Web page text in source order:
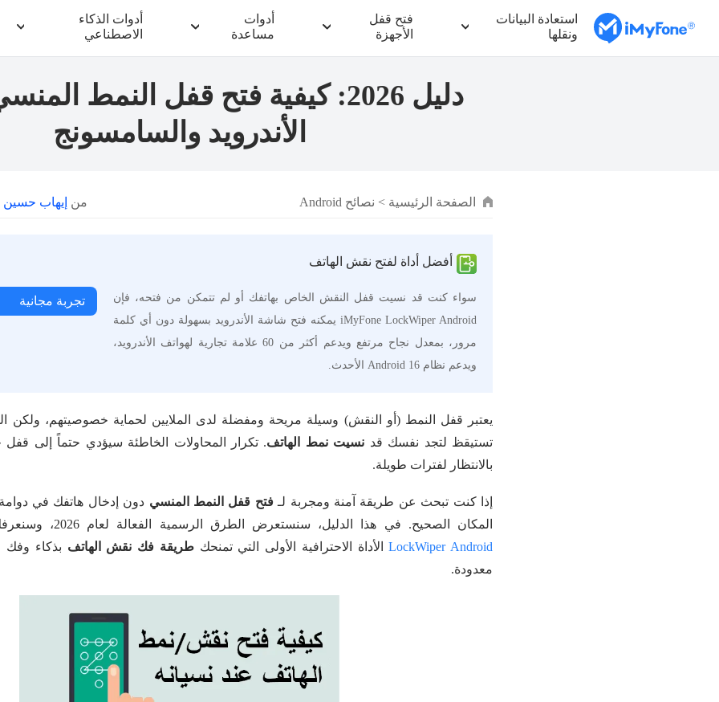
استعادة البيانات
ونقلها
فتح قفل
الأجهزة
أدوات
مساعدة
أدوات الذكاء
الاصطناعي
دليل 2026: كيفية فتح قفل النمط
الأندرويد والسامسونج
الصفحة الرئيسية > نصائح Android من إيهاب حسين
أفضل أداة لفتح نقش الهاتف
سواء كنت قد نسيت قفل النقش الخاص بهاتفك أو لم تتمكن من فتحه، فإن
iMyFone LockWiper Android يمكنه فتح شاشة الأندرويد بسهولة دون أي كلمة
مرور، بمعدل نجاح مرتفع ويدعم أكثر من 60 علامة تجارية لهواتف الأندرويد،
ويدعم نظام Android 16 الأحدث.
تجربة مجانية
يعتبر قفل النمط (أو النقش) وسيلة مريحة ومفضلة لدى الملايين لحماية خصوصيتهم، ولكن
تستيقظ لتجد نفسك قد نسيت نمط الهاتف. تكرار المحاولات الخاطئة سيؤدي حتماً إلى قفل
بالانتظار لفترات طويلة.
إذا كنت تبحث عن طريقة آمنة ومجربة لـفتح قفل النمط المنسي دون إدخال هاتفك في دوامة
المكان الصحيح. في هذا الدليل، سنستعرض الطرق الرسمية الفعالة لعام 2026، وسنعرفك على برنامج
LockWiper Androidالأداة الاحترافية الأولى التي تمنحكطريقة فك نقش الهاتف بذكاء
معدودة.